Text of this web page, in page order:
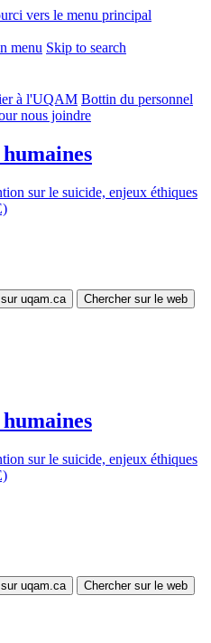
vers le menu principal
menu Skip to search
à l'UQAM Bottin du personnel
nous joindre
sur le suicide, enjeux éthiques
uqam.ca Chercher sur le web
sur le suicide, enjeux éthiques
uqam.ca Chercher sur le web